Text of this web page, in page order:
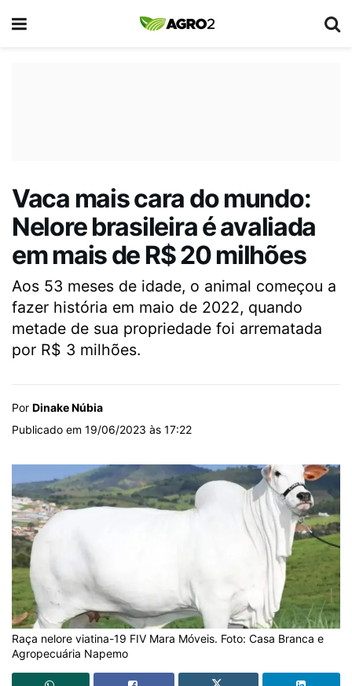
Vaca mais cara do mundo:
Nelore brasileira é avaliada
em mais de R$ 20 milhões
Aos 53 meses de idade, o animal começou a
fazer história em maio de 2022, quando
metade de sua propriedade foi arrematada
por R$ 3 milhões.
Por Dinake Núbia
Publicado em 19/06/2023 às 17:22
Raça nelore viatina-19 FIV Mara Móveis. Foto: Casa Branca e
Agropecuária Napemo